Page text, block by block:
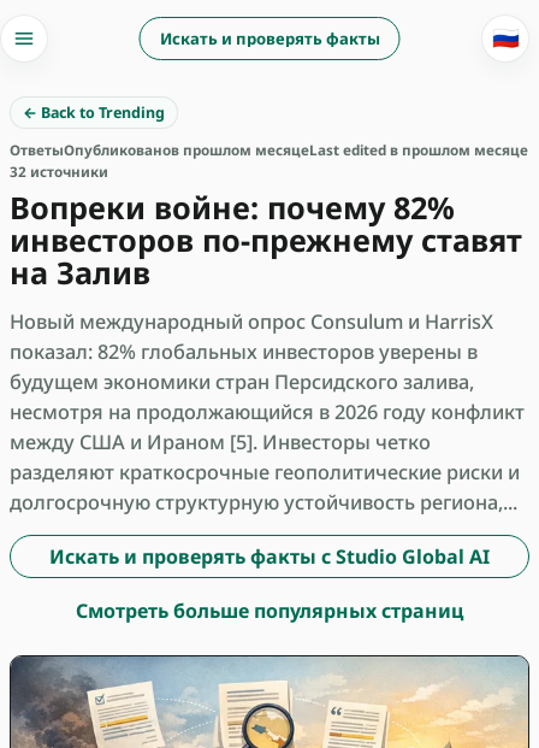
Искать и проверять факты 🇷🇺
← Back to Trending
ОтветыОпубликованов прошлом месяцеLast edited в прошлом месяце
32 источники
Вопреки войне: почему 82%
инвесторов по-прежнему ставят
на Залив
Новый международный опрос Consulum и HarrisX
показал: 82% глобальных инвесторов уверены в
будущем экономики стран Персидского залива,
несмотря на продолжающийся в 2026 году конфликт
между США и Ираном [5]. Инвесторы четко
разделяют краткосрочные геополитические риски и
долгосрочную структурную устойчивость региона,...
Искать и проверять факты с Studio Global AI
Смотреть больше популярных страниц